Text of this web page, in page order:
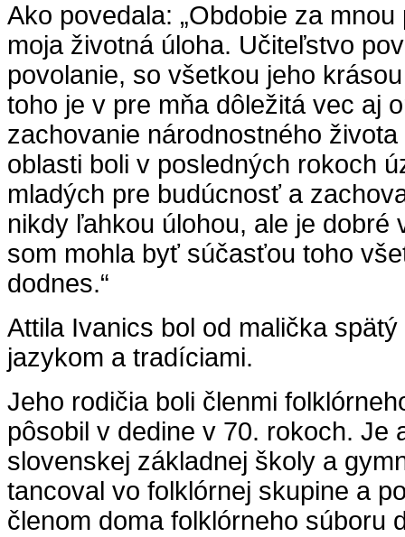
Ako povedala: „Obdobie za
moja životná úloha. Učiteľstvo
povolanie, so všetkou jeho
toho je v pre mňa dôležitá vec aj
zachovanie národnostného
oblasti boli v posledných rokoch
mladých pre budúcnosť a
nikdy ľahkou úlohou, ale je dobré
som mohla byť súčasťou toho
dodnes.“
Attila Ivanics bol od malička
jazykom a tradíciami.
Jeho rodičia boli členmi
pôsobil v dedine v 70. rokoch. Je
slovenskej základnej školy a
tancoval vo folklórnej skupine a
členom doma folklórneho súboru